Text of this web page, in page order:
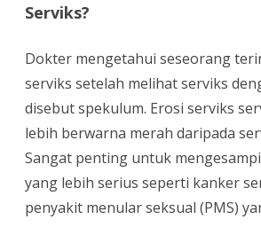
Serviks?
Dokter mengetahui seseorang
serviks setelah melihat serviks
disebut spekulum. Erosi serviks
lebih berwarna merah daripada
Sangat penting untuk
yang lebih serius seperti kanker
penyakit menular seksual (PMS)